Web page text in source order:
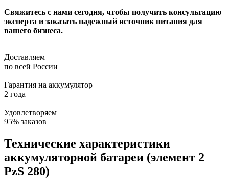
Свяжитесь с нами сегодня, чтобы получить консультацию
эксперта и заказать надежный источник питания для
вашего бизнеса.
Доставляем
по всей России
Гарантия на аккумулятор
2 года
Удовлетворяем
95% заказов
Технические характеристики
аккумуляторной батареи (элемент 2
PzS 280)